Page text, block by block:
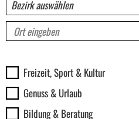
Rubriken
Freizeit, Sport & Kultur
Genuss & Urlaub
Bildung & Beratung